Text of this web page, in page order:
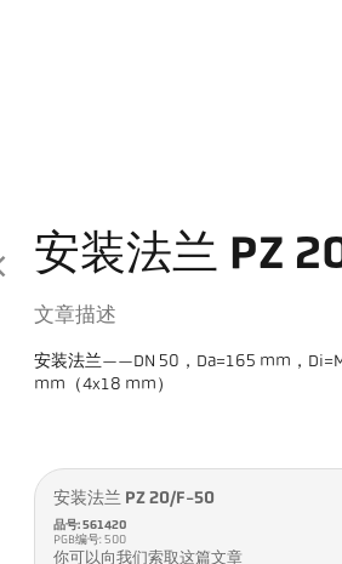
安装法兰 PZ
文章描述
安装法兰——DN 50，Da=165 mm，
mm（4x18 mm）
安装法兰 PZ 20/F-50
品号: 561420
PGB编号: 500
你可以向我们索取这篇文章